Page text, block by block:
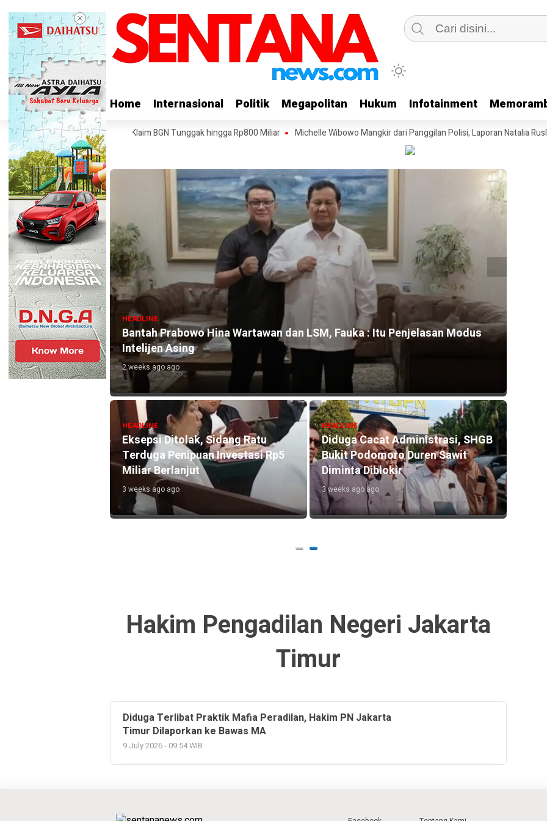
Home Internasional Politik Megapolitan Hukum Infotainment
Home Internasional Politik Megapolitan Hukum Infotainment
Pembayaran Proyek SPPG, Klaim BGN Tunggak hingga Rp800 Miliar Michelle Wibowo Mangkir dari Panggilan Polisi, Laporan Natalia Rusli
Tunggak hingga
HEADLINE
Bantah Prabowo Hina Wartawan dan LSM, Fauka : Itu Penjelasan Modus
Intelijen Asing
2 weeks ago ago
HEADLINE
Eksepsi Ditolak, Sidang Ratu
Terduga Penipuan Investasi Rp5
Miliar Berlanjut
3 weeks ago ago
HEADLINE
Diduga Cacat Administrasi, SHGB
Bukit Podomoro Duren Sawit
Diminta Diblokir
3 weeks ago ago
Hakim Pengadilan Negeri Jakarta
Timur
Diduga Terlibat Praktik Mafia Peradilan, Hakim PN Jakarta
Timur Dilaporkan ke Bawas MA
9 July 2026 - 09:54 WIB